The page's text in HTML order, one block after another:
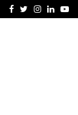
Facebook
Twitter